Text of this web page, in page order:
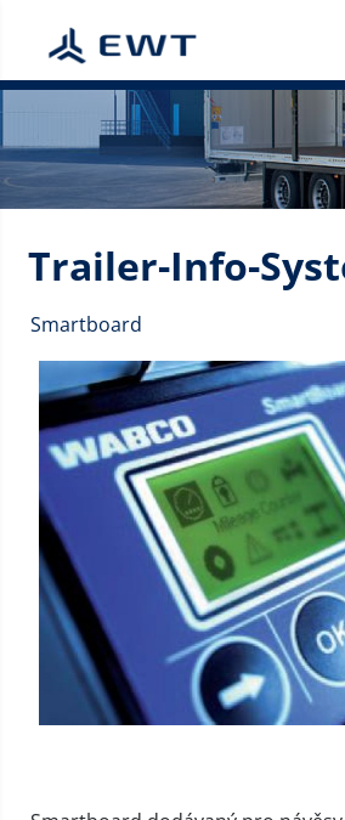
Trailer-Info-
Smartboard